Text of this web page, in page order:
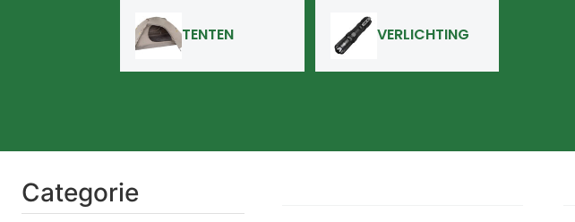
TENTEN VERLICHTING
Categorie